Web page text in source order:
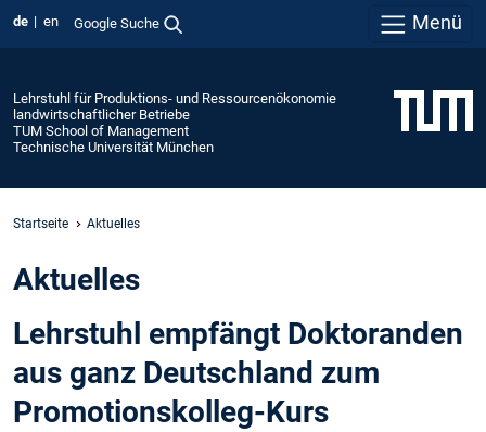
de en Google Suche Menü
Lehrstuhl für Produktions- und Ressourcenökonomie
landwirtschaftlicher Betriebe
TUM School of Management
Technische Universität München
Startseite Aktuelles
Aktuelles
Lehrstuhl empfängt Doktoranden
aus ganz Deutschland zum
Promotionskolleg-Kurs